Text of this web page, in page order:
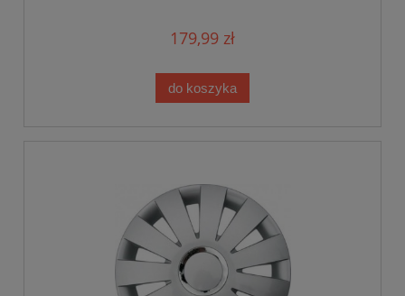
179,99 zł
do koszyka